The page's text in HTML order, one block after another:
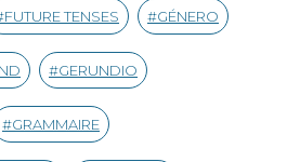
FUTURE TENSES GÉNERO
GERUNDIO
GRAMMAIRE